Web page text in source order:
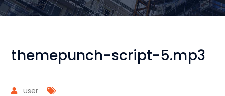
themepunch-script-5.mp3
user